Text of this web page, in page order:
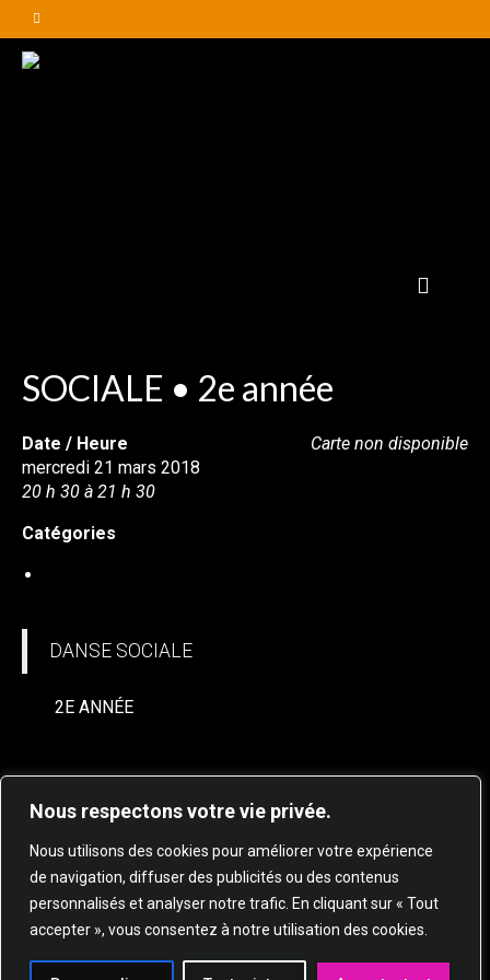
Nous respectons votre vie privée.
Nous utilisons des cookies pour améliorer votre expérience
de navigation, diffuser des publicités ou des contenus
personnalisés et analyser notre trafic. En cliquant sur « Tout
accepter », vous consentez à notre utilisation des cookies.
SOCIALE • 2e année
Carte non disponible
Date / Heure
mercredi 21 mars 2018
20 h 30 à 21 h 30
Catégories
DANSE SOCIALE
2E ANNÉE
© 2025 STUDIO DE DANSE HARMONIE TOUS